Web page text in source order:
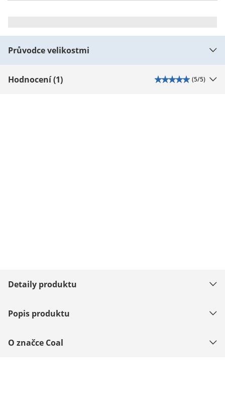
Průvodce velikostmi
Hodnocení (1) (5/5)
Detaily produktu
Popis produktu
O značce Coal